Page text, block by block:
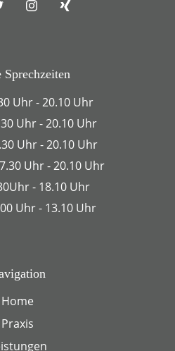
Sprechzeiten
Uhr - 20.10 Uhr
Uhr - 20.10 Uhr
Uhr - 20.10 Uhr
Uhr - 20.10 Uhr
- 18.10 Uhr
Uhr - 13.10 Uhr
Home
Praxis